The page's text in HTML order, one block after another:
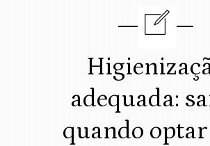
adequada:
quando